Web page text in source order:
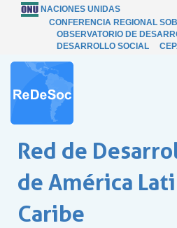
NACIONES UNIDAS
CONFERENCIA REGIONAL
OBSERVATORIO DE
DESARROLLO SOCIAL
Red de
de América
Caribe